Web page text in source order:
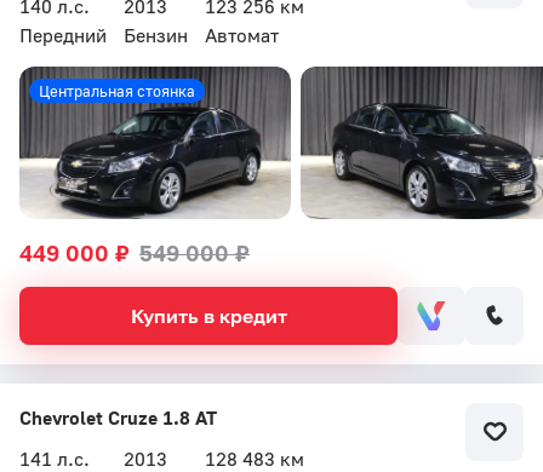
140 л.с.
2013
123 256 км
Передний
Бензин Автомат
449 000 ₽ 549 000 ₽
Центральная стоянка
Купить в кредит
Chevrolet Cruze 1.8 AT
141 л.с.
2013
128 483 км